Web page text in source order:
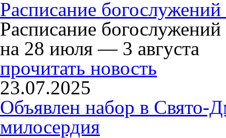
Расписание
Расписание
на 28 июля — 3 августа
прочитать новость
23.07.2025
Объявлен набор в Свято-
милосердия